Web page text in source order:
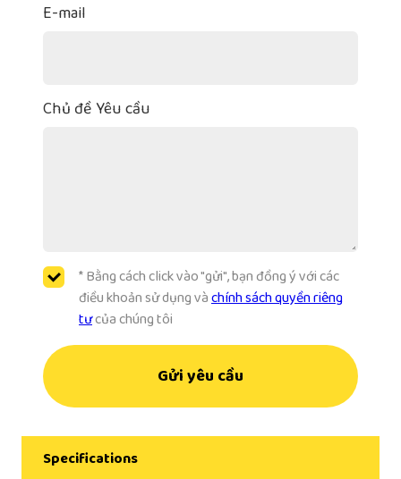
E-mail
Chủ đề Yêu cầu
* Bằng cách click vào "gửi", bạn đồng ý với các
điều khoản sử dụng vàchính sách quyền riêng
tưcủa chúng tôi
Gửi yêu cầu
Specifications